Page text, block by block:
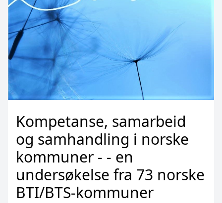
Kompetanse, samarbeid
og samhandling i norske
kommuner - - en
undersøkelse fra 73 norske
BTI/BTS-kommuner